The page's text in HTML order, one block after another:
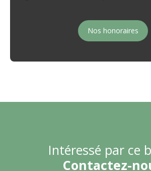
Nos honoraires
Intéressé par ce
Contactez-